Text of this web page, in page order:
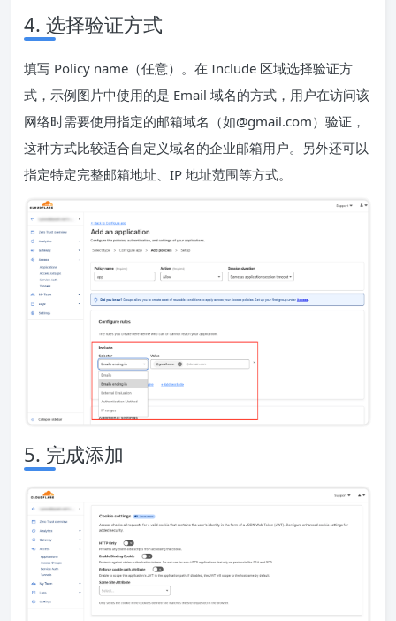
4. 选择验证方式
填写 Policy name（任意）。在 Include 区域选择验证方
式，示例图片中使用的是 Email 域名的方式，用户在访问该
网络时需要使用指定的邮箱域名（如@gmail.com）验证，
这种方式比较适合自定义域名的企业邮箱用户。另外还可以
指定特定完整邮箱地址、IP 地址范围等方式。
5. 完成添加